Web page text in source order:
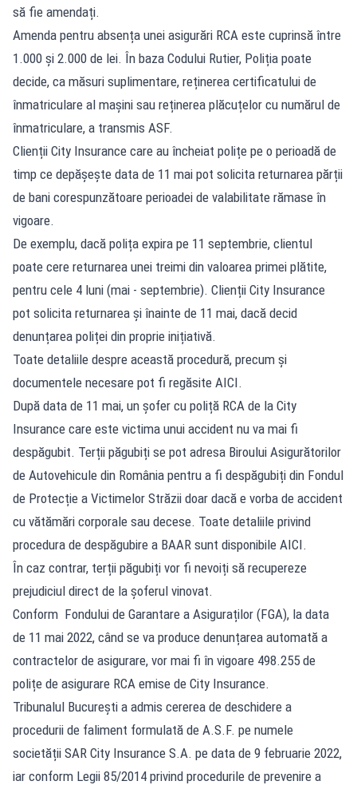
să fie amendați.
Amenda pentru absența unei asigurări RCA este cuprinsă între
1.000 și 2.000 de lei. În baza Codului Rutier, Poliția poate
decide, ca măsuri suplimentare, reținerea certificatului de
înmatriculare al mașini sau reținerea plăcuțelor cu numărul de
înmatriculare, a transmis ASF.
Clienții City Insurance care au încheiat polițe pe o perioadă de
timp ce depășește data de 11 mai pot solicita returnarea părții
de bani corespunzătoare perioadei de valabilitate rămase în
vigoare.
De exemplu, dacă polița expira pe 11 septembrie, clientul
poate cere returnarea unei treimi din valoarea primei plătite,
pentru cele 4 luni (mai - septembrie). Clienții City Insurance
pot solicita returnarea și înainte de 11 mai, dacă decid
denunțarea poliței din proprie inițiativă.
Toate detaliile despre această procedură, precum și
documentele necesare pot fi regăsite AICI.
După data de 11 mai, un șofer cu poliță RCA de la City
Insurance care este victima unui accident nu va mai fi
despăgubit. Terții păgubiți se pot adresa Biroului Asigurătorilor
de Autovehicule din România pentru a fi despăgubiți din Fondul
de Protecție a Victimelor Străzii doar dacă e vorba de accident
cu vătămări corporale sau decese. Toate detaliile privind
procedura de despăgubire a BAAR sunt disponibile AICI.
În caz contrar, terții păgubiți vor fi nevoiți să recupereze
prejudiciul direct de la șoferul vinovat.
Conform Fondului de Garantare a Asiguraților (FGA), la data
de 11 mai 2022, când se va produce denunțarea automată a
contractelor de asigurare, vor mai fi în vigoare 498.255 de
polițe de asigurare RCA emise de City Insurance.
Tribunalul București a admis cererea de deschidere a
procedurii de faliment formulată de A.S.F. pe numele
societății SAR City Insurance S.A. pe data de 9 februarie 2022,
iar conform Legii 85/2014 privind procedurile de prevenire a